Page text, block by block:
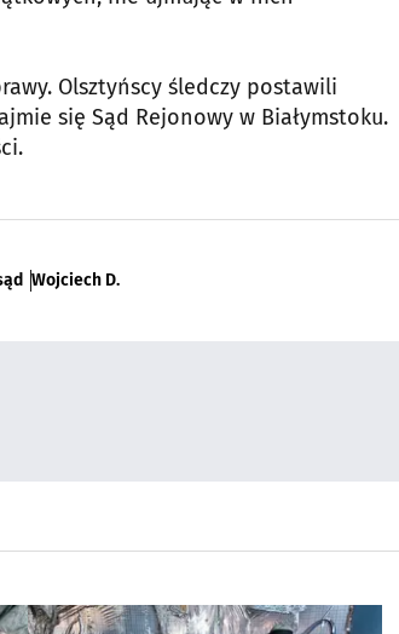
Olsztyńscy śledczy postawili
się Sąd Rejonowy w Białymstoku.
Wojciech D.